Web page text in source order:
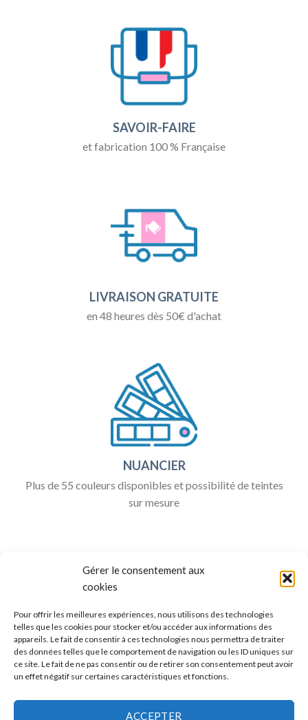
Gérer le consentement aux
cookies
Pour offrir les meilleures expériences, nous utilisons des technologies
telles que les cookies pour stocker et/ou accéder aux informations des
appareils. Le fait de consentir à ces technologies nous permettra de traiter
des données telles que le comportement de navigation ou les ID uniques sur
ce site. Le fait de ne pas consentir ou de retirer son consentement peut avoir
un effet négatif sur certaines caractéristiques et fonctions.
ACCEPTER
SAVOIR-FAIRE
et fabrication 100 % Française
LIVRAISON GRATUITE
en 48 heures dès 50€ d'achat
NUANCIER
Plus de 55 couleurs disponibles et possibilité de teintes
sur mesure
ALLO BOX DÉCO
Une question ?